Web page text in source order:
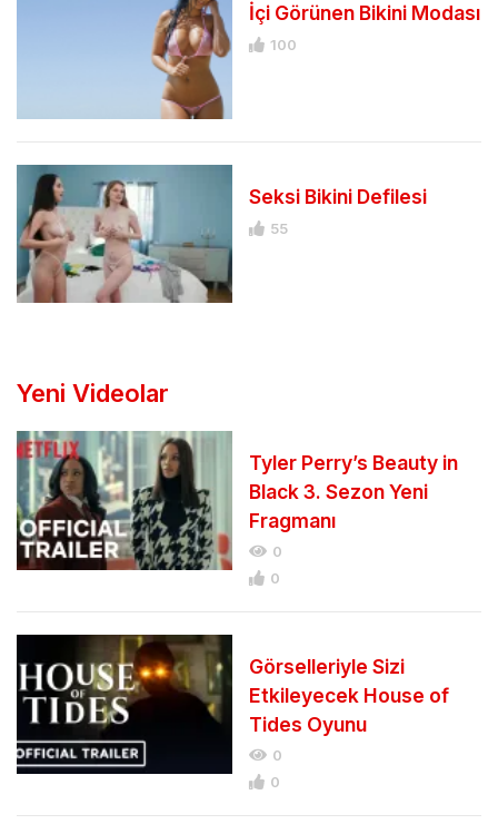
İçi Görünen Bikini Modası
100
Seksi Bikini Defilesi
55
Yeni Videolar
Tyler Perry’s Beauty in
Black 3. Sezon Yeni
Fragmanı
0
0
Görselleriyle Sizi
Etkileyecek House of
Tides Oyunu
0
0